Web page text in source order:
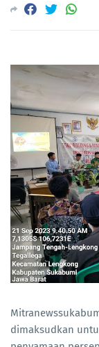
dimaksudkan